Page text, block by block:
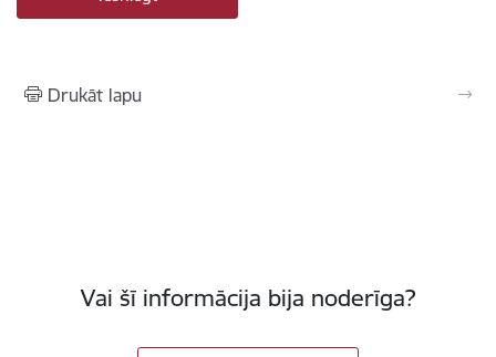
Drukāt lapu
Vai šī informācija bija noderīga?